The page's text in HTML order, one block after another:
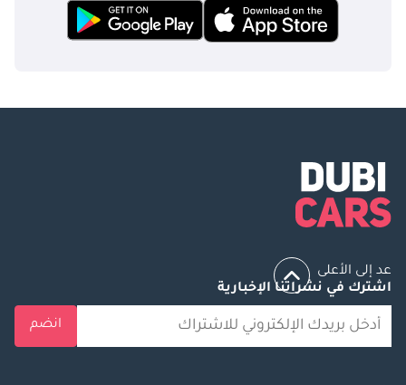
عد إلى الأعلى
اشترك في نشراتنا الإخبارية
انضم